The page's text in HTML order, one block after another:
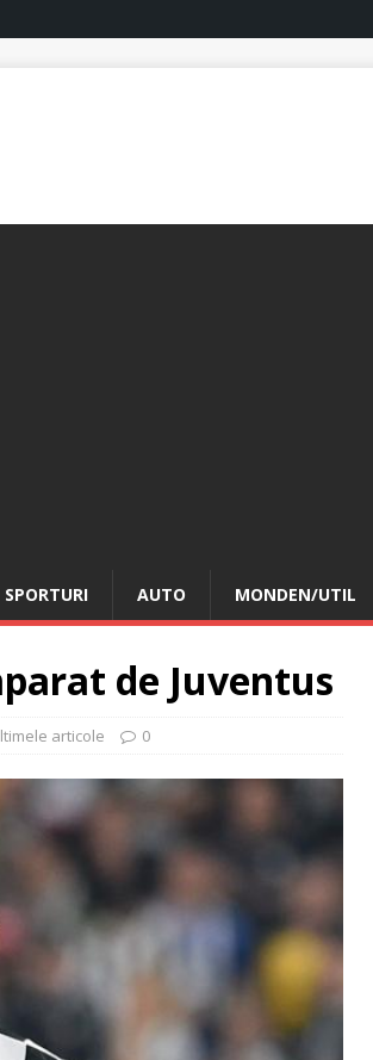
SPORTURI AUTO MONDEN/UTIL
de Juventus
articole 0